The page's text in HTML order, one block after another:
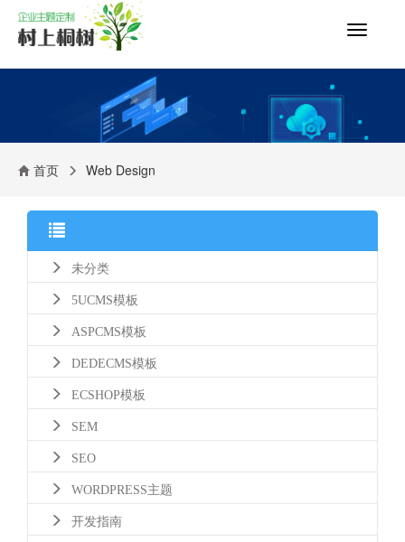
切
导
首页 Web Design
未分类
5UCMS模板
ASPCMS模板
DEDECMS模板
ECSHOP模板
SEM
SEO
WORDPRESS主题
开发指南